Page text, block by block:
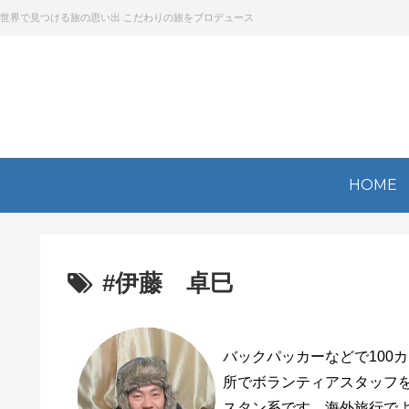
世界で見つける旅の思い出 こだわりの旅をプロデュース
HOME
#伊藤 卓巳
バックパッカーなどで100
所でボランティアスタッフ